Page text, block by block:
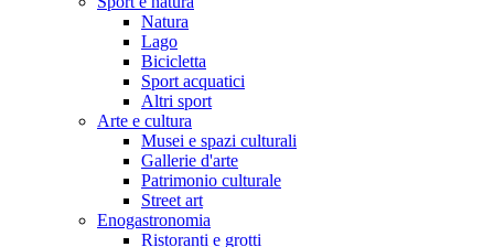
Natura
Lago
Bicicletta
Sport acquatici
Altri sport
Arte e cultura
Musei e spazi culturali
Gallerie d'arte
Patrimonio culturale
Street art
Enogastronomia
Ristoranti e grotti